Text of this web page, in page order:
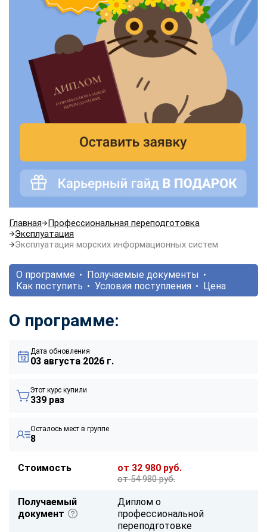
Главная
Профессиональная переподготовка
Эксплуатация
Эксплуатация морских информационных систем
О программе
Получаемые документы
Как поступить
Условия поступления Цена
О программе:
Дата обновления
03 августа 2026 г.
Этот курс купили
339 раз
Осталось мест в группе
8
Стоимость от 32 980 руб.
от 54 980 руб.
Получаемый
документ
Диплом о
профессиональной
переподготовке